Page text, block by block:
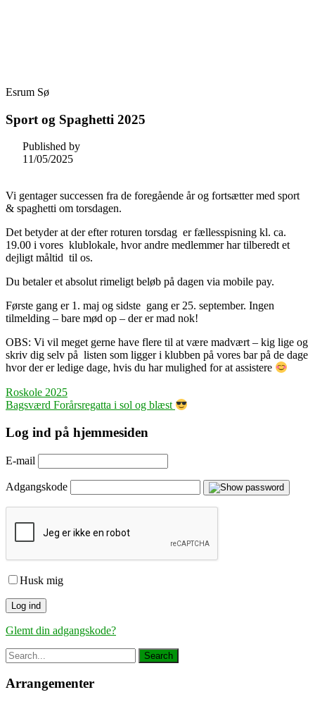
Esrum Sø
Sport og Spaghetti 2025
Published by
11/05/2025
Vi gentager successen fra de foregående år og fortsætter med sport
& spaghetti om torsdagen.
Det betyder at der efter roturen torsdag er fællesspisning kl. ca.
19.00 i vores klublokale, hvor andre medlemmer har tilberedt et
dejligt måltid til os.
Du betaler et absolut rimeligt beløb på dagen via mobile pay.
Første gang er 1. maj og sidste gang er 25. september. Ingen
tilmelding – bare mød op – der er mad nok!
OBS: Vi vil meget gerne have flere til at være madvært – kig lige og
skriv dig selv på listen som ligger i klubben på vores bar på de dage
hvor der er ledige dage, hvis du har mulighed for at assistere
Indlægsnavigation
Roskole 2025
Bagsværd Forårsregatta i sol og blæst
Log ind på hjemmesiden
E-mail
Adgangskode
Husk mig
Glemt din adgangskode?
Arrangementer